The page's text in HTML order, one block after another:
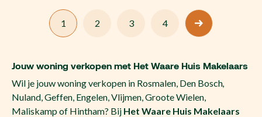
1 2 3 4
Jouw woning verkopen met Het Waare Huis Makelaars
Wil je jouw woning verkopen in Rosmalen, Den Bosch,
Nuland, Geffen, Engelen, Vlijmen, Groote Wielen,
Maliskamp of Hintham? Bij Het Waare Huis Makelaars